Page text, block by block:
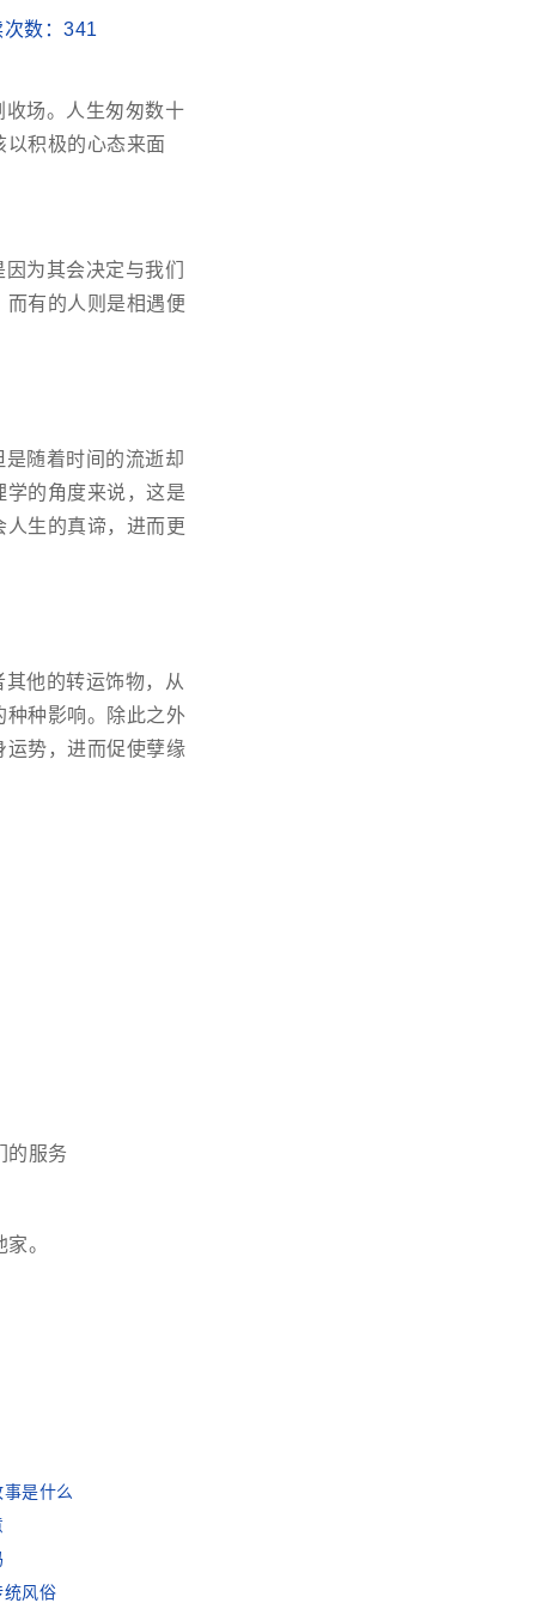
数：341
场。人生匆匆数十
积极的心态来面
为其会决定与我们
有的人则是相遇便
随着时间的流逝却
的角度来说，这是
生的真谛，进而更
他的转运饰物，从
种种影响。除此之外
运势，进而促使孽缘
的服务
。
是什么
统风俗